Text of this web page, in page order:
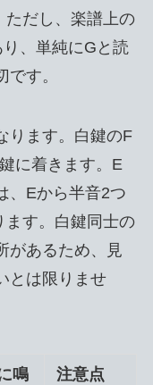
ただし、楽譜上の
、単純にGと読
す。
ります。白鍵のF
に着きます。E
、Eから半音2つ
ます。白鍵同士の
があるため、見
とは限りませ
鳴
注意点